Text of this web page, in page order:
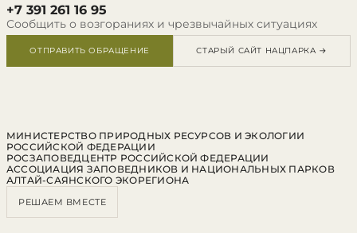
+7 391 261 16 95
Сообщить о возгораниях и чрезвычайных ситуациях
ОТПРАВИТЬ ОБРАЩЕНИЕ СТАРЫЙ САЙТ НАЦПАРКА →
МИНИСТЕРСТВО ПРИРОДНЫХ РЕСУРСОВ И ЭКОЛОГИИ
РОССИЙСКОЙ ФЕДЕРАЦИИ
РОСЗАПОВЕДЦЕНТР РОССИЙСКОЙ ФЕДЕРАЦИИ
АССОЦИАЦИЯ ЗАПОВЕДНИКОВ И НАЦИОНАЛЬНЫХ ПАРКОВ
АЛТАЙ-САЯНСКОГО ЭКОРЕГИОНА
РЕШАЕМ ВМЕСТЕ